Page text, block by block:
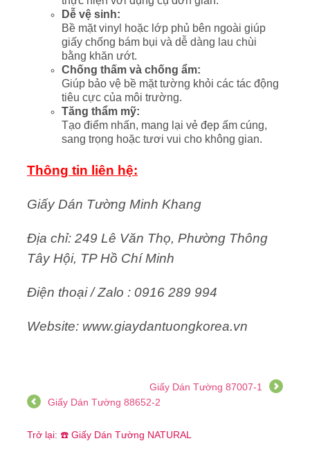
Dễ vệ sinh:
Bề mặt vinyl hoặc lớp phủ bên ngoài giúp
giấy chống bám bụi và dễ dàng lau chùi
bằng khăn ướt.
Chống thấm và chống ẩm:
Giúp bảo vệ bề mặt tường khỏi các tác động
tiêu cực của môi trường.
Tăng thẩm mỹ:
Tạo điểm nhấn, mang lại vẻ đẹp ấm cúng,
sang trọng hoặc tươi vui cho không gian.
Thông tin liên hệ:
Giấy Dán Tường Minh Khang
Địa chỉ: 249 Lê Văn Thọ, Phường Thông
Tây Hội, TP Hồ Chí Minh
Điện thoại / Zalo : 0916 289 994
Website: www.giaydantuongkorea.vn
Giấy Dán Tường 87007-1
Giấy Dán Tường 88652-2
Trở lại: ☎️ Giấy Dán Tường NATURAL